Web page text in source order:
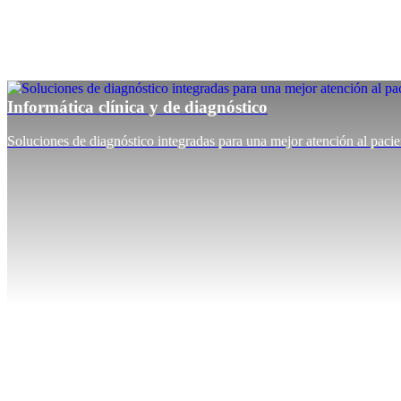
Informática clínica y de diagnóstico
Soluciones de diagnóstico integradas para una mejor atención al